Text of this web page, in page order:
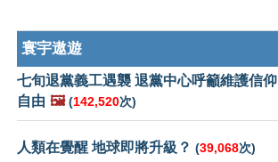
寰宇遨遊
七旬退黨義工遇襲 退黨中心呼籲維護信仰
自由 🖼️ (142,520次)
人類在覺醒 地球即將升級？ (39,068次)